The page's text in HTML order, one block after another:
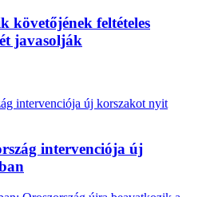
követőjének feltételes
javasolják
intervenciója új